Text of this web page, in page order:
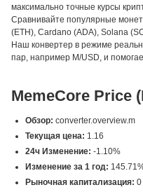
максимально точные курсы
Сравнивайте популярные
(ETH), Cardano (ADA), Solana
Наш конвертер в режиме
пар, например M/USD, и
MemeCore Price
Обзор: converter.overview.m
Текущая цена: 1.16
24ч Изменение: -1.10%
Изменение за 1 год:
Рыночная капитализация: 0